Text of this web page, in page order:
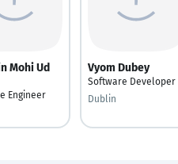
Mohi Ud
Engineer
Vyom Dubey
Software Developer
Dublin